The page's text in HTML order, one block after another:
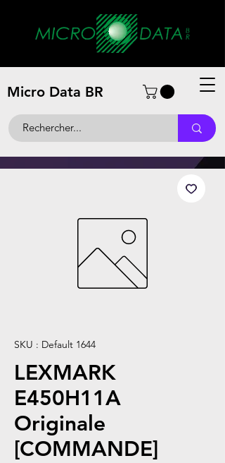
Micro Data BR
SKU : Default 1644
LEXMARK
E450H11A
Originale
[COMMANDE]